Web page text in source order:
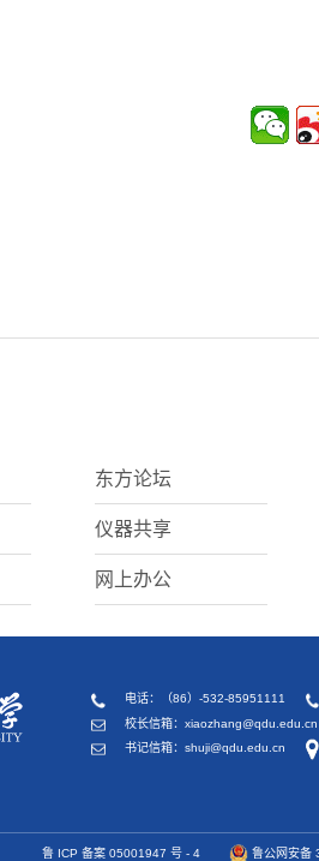
东方论坛
仪器共享
网上办公
电话：（86）-532-85951111
校长信箱：xiaozhang@qdu.edu.cn
书记信箱：shuji@qdu.edu.cn
鲁 ICP 备案 05001947 号 - 4 鲁公网安